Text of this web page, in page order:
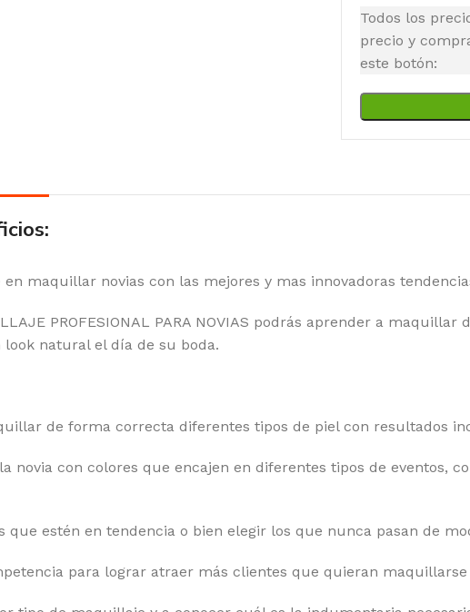
Todos los
precio y
este botón:
maquillar novias con las mejores y mas innovadoras
PROFESIONAL PARA NOVIAS podrás aprender a
natural el día de su boda.
de forma correcta diferentes tipos de piel con resultados
novia con colores que encajen en diferentes tipos de eventos,
que estén en tendencia o bien elegir los que nunca pasan de
para lograr atraer más clientes que quieran maquillarse